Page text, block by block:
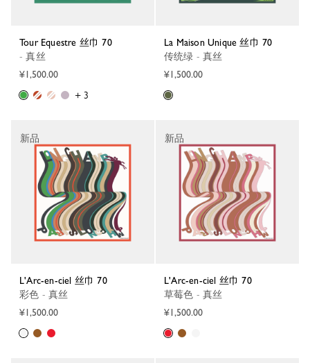
Tour Equestre 丝巾 70
- 真丝
¥1,500.00
+ 3
La Maison Unique 丝巾 70
传统绿 - 真丝
¥1,500.00
L'Arc-en-ciel 丝巾 70
彩色 - 真丝
¥1,500.00
新品
L'Arc-en-ciel 丝巾 70
草莓色 - 真丝
¥1,500.00
新品